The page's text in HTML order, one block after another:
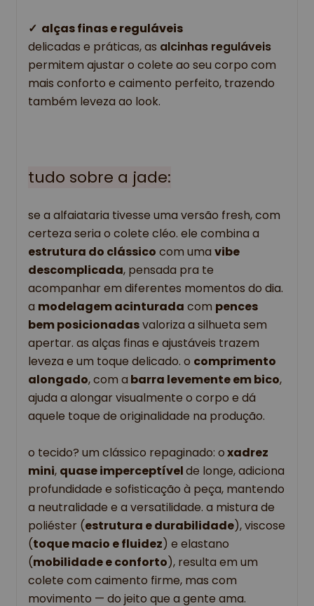
✓ alças finas e reguláveis
delicadas e práticas, as
permitem ajustar o colete ao seu corpo com
mais conforto e caimento perfeito, trazendo
também leveza ao look.
tudo sobre a jade:
se a alfaiataria tivesse uma versão fresh, com
estrutura do clássico com uma vibe
descomplicada, pensada pra te
acompanhar em diferentes momentos do dia.
a modelagem acinturada com pences
bem posicionadas valoriza a silhueta sem
apertar. as alças finas e ajustáveis trazem
leveza e um toque delicado. o comprimento
alongado, com a barra levemente em bico,
ajuda a alongar visualmente o corpo e dá
aquele toque de originalidade na produção.
o tecido? um clássico repaginado: o xadrez
mini, quase imperceptível de longe, adiciona
profundidade e sofisticação à peça, mantendo
a neutralidade e a versatilidade. a mistura de
poliéster (estrutura e durabilidade), viscose
(toque macio e fluidez) e elastano
(mobilidade e conforto), resulta em um
colete com caimento firme, mas com
movimento — do jeito que a gente ama.